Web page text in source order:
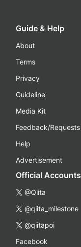
Guide & Help
About
Terms
Privacy
Guideline
Media Kit
Feedback/Requests
Help
Advertisement
Official Accounts
@Qiita
@qiita_milestone
@qiitapoi
Facebook